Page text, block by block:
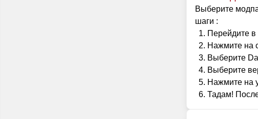
Выберите
шаги :
Перейдите в
Нажмите на
Выберите
Выберите
Нажмите на
Тадам!